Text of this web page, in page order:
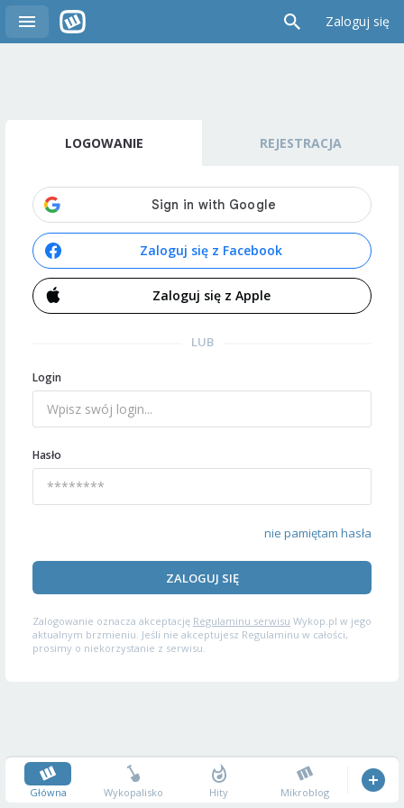
Zaloguj się
LOGOWANIE REJESTRACJA
Zaloguj się z Facebook
Zaloguj się z Apple
LUB
Login
Hasło
nie pamiętam hasła
ZALOGUJ SIĘ
Zalogowanie oznacza akceptację Regulaminu serwisu Wykop.pl w jego
aktualnym brzmieniu. Jeśli nie akceptujesz Regulaminu w całości,
prosimy o niekorzystanie z serwisu.
Główna Wykopalisko Hity Mikroblog